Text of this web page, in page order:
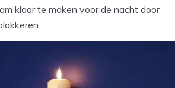
klaar te maken voor de nacht door